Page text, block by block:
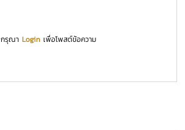
กรุณาLogin เพื่อโพสต์ข้อความ